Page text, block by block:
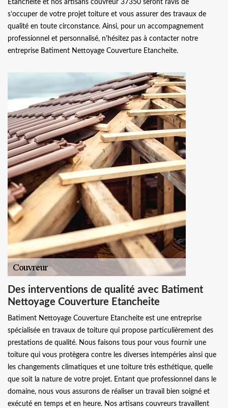
Etancheite et nos artisans couvreur 37350 seront ravis de
s’occuper de votre projet toiture et vous assurer des travaux de
qualité en toute circonstance. Ainsi, pour un accompagnement
professionnel et personnalisé, n'hésitez pas à contacter notre
entreprise Batiment Nettoyage Couverture Etancheite.
Des interventions de qualité avec Batiment
Nettoyage Couverture Etancheite
Batiment Nettoyage Couverture Etancheite est une entreprise
spécialisée en travaux de toiture qui propose particulièrement des
prestations de qualité. Nous faisons tous pour vous fournir une
toiture qui vous protègera contre les diverses intempéries ainsi que
les changements climatiques et une toiture très esthétique, quelle
que soit la nature de votre projet. Entant que professionnel dans le
domaine, nous vous assurons de réaliser un travail bien soigné et
exécuté en temps et en heure. Nos artisans couvreurs travaillent